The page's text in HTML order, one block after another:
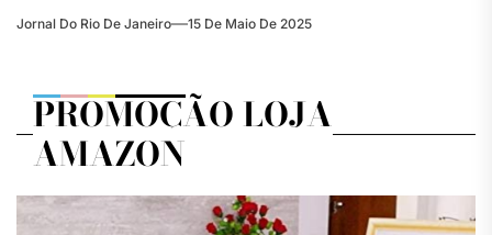
Jornal Do Rio De Janeiro 15 De Maio De 2025
PROMOÇÃO LOJA
AMAZON